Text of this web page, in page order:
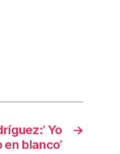
→
Yo
en blanco’